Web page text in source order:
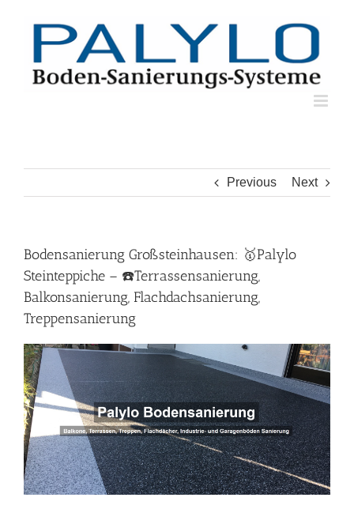
Previous Next
Bodensanierung Großsteinhausen: 🥇Palylo
Steinteppiche – ☎️Terrassensanierung,
Balkonsanierung, Flachdachsanierung,
Treppensanierung